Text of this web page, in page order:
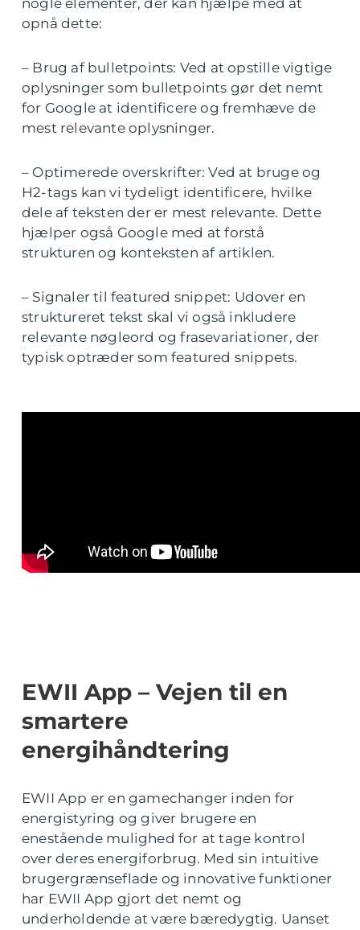
nogle elementer, der kan hjælpe med at
opnå dette:
– Brug af bulletpoints: Ved at opstille vigtige
oplysninger som bulletpoints gør det nemt
for Google at identificere og fremhæve de
mest relevante oplysninger.
– Optimerede overskrifter: Ved at bruge og
H2-tags kan vi tydeligt identificere, hvilke
dele af teksten der er mest relevante. Dette
hjælper også Google med at forstå
strukturen og konteksten af artiklen.
– Signaler til featured snippet: Udover en
struktureret tekst skal vi også inkludere
relevante nøgleord og frasevariationer, der
typisk optræder som featured snippets.
EWII App – Vejen til en
smartere
energihåndtering
EWII App er en gamechanger inden for
energistyring og giver brugere en
enestående mulighed for at tage kontrol
over deres energiforbrug. Med sin intuitive
brugergrænseflade og innovative funktioner
har EWII App gjort det nemt og
underholdende at være bæredygtig. Uanset